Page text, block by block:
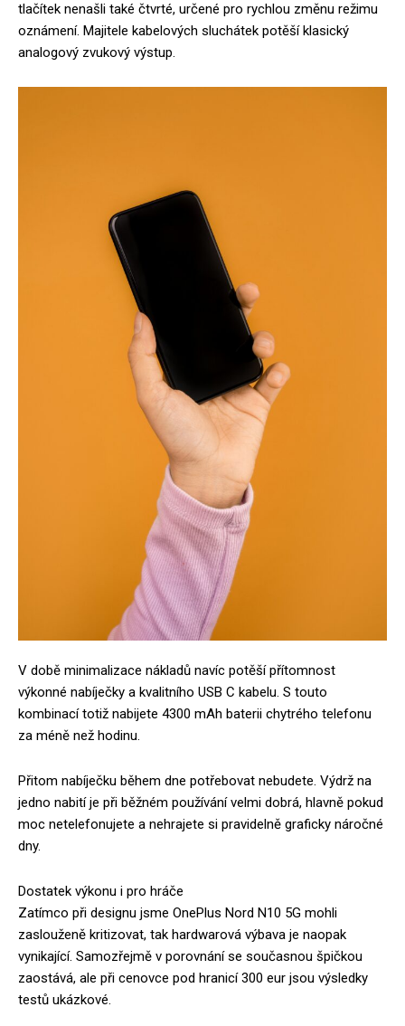
tlačítek nenašli také čtvrté, určené pro rychlou změnu režimu
oznámení. Majitele kabelových sluchátek potěší klasický
analogový zvukový výstup.
V době minimalizace nákladů navíc potěší přítomnost
výkonné nabíječky a kvalitního USB C kabelu. S touto
kombinací totiž nabijete 4300 mAh baterii chytrého telefonu
za méně než hodinu.
Přitom nabíječku během dne potřebovat nebudete. Výdrž na
jedno nabití je při běžném používání velmi dobrá, hlavně pokud
moc netelefonujete a nehrajete si pravidelně graficky náročné
dny.
Dostatek výkonu i pro hráče
Zatímco při designu jsme OnePlus Nord N10 5G mohli
zaslouženě kritizovat, tak hardwarová výbava je naopak
vynikající. Samozřejmě v porovnání se současnou špičkou
zaostává, ale při cenovce pod hranicí 300 eur jsou výsledky
testů ukázkové.